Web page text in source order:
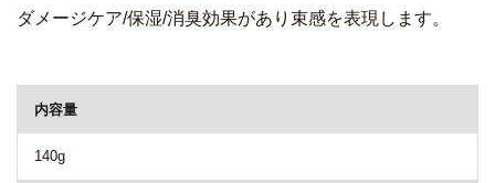
ダメージケア/保湿/消臭効果があり束感を表現します。
内容量
140g